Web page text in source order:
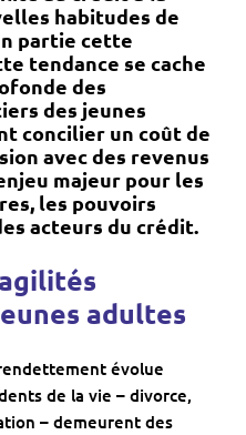
habitudes de
partie cette
tendance se cache
des
des jeunes
concilier un coût de
avec des revenus
majeur pour les
les pouvoirs
acteurs du crédit.
adultes
évolue
de la vie – divorce,
– demeurent des